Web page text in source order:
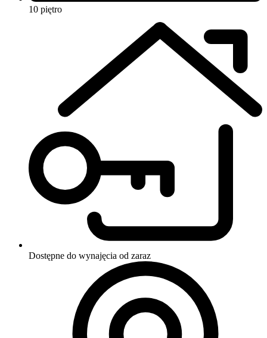
10 piętro
Dostępne do wynajęcia od zaraz